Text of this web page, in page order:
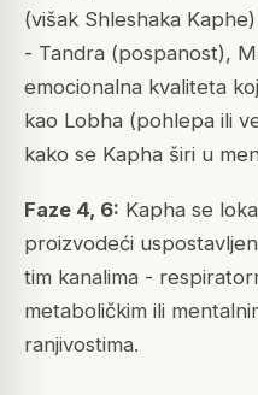
(višak Shleshaka
- Tandra (pospanost),
emocionalna kvaliteta
kao Lobha (pohlepa ili
kako se Kapha širi u
Faze 4, 6: Kapha se
proizvodeći
tim kanalima -
metaboličkim ili
ranjivostima.